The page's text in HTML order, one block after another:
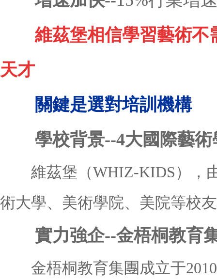
維茲堡相信學習藝術不
天才
關鍵是選對培訓機構
學校背景--4大國際藝術
維茲堡（WHIZ-KIDS），由
術大學、美術學院、美院等校
實力強企--金梧桐教育
金梧桐教育集團成立于2010